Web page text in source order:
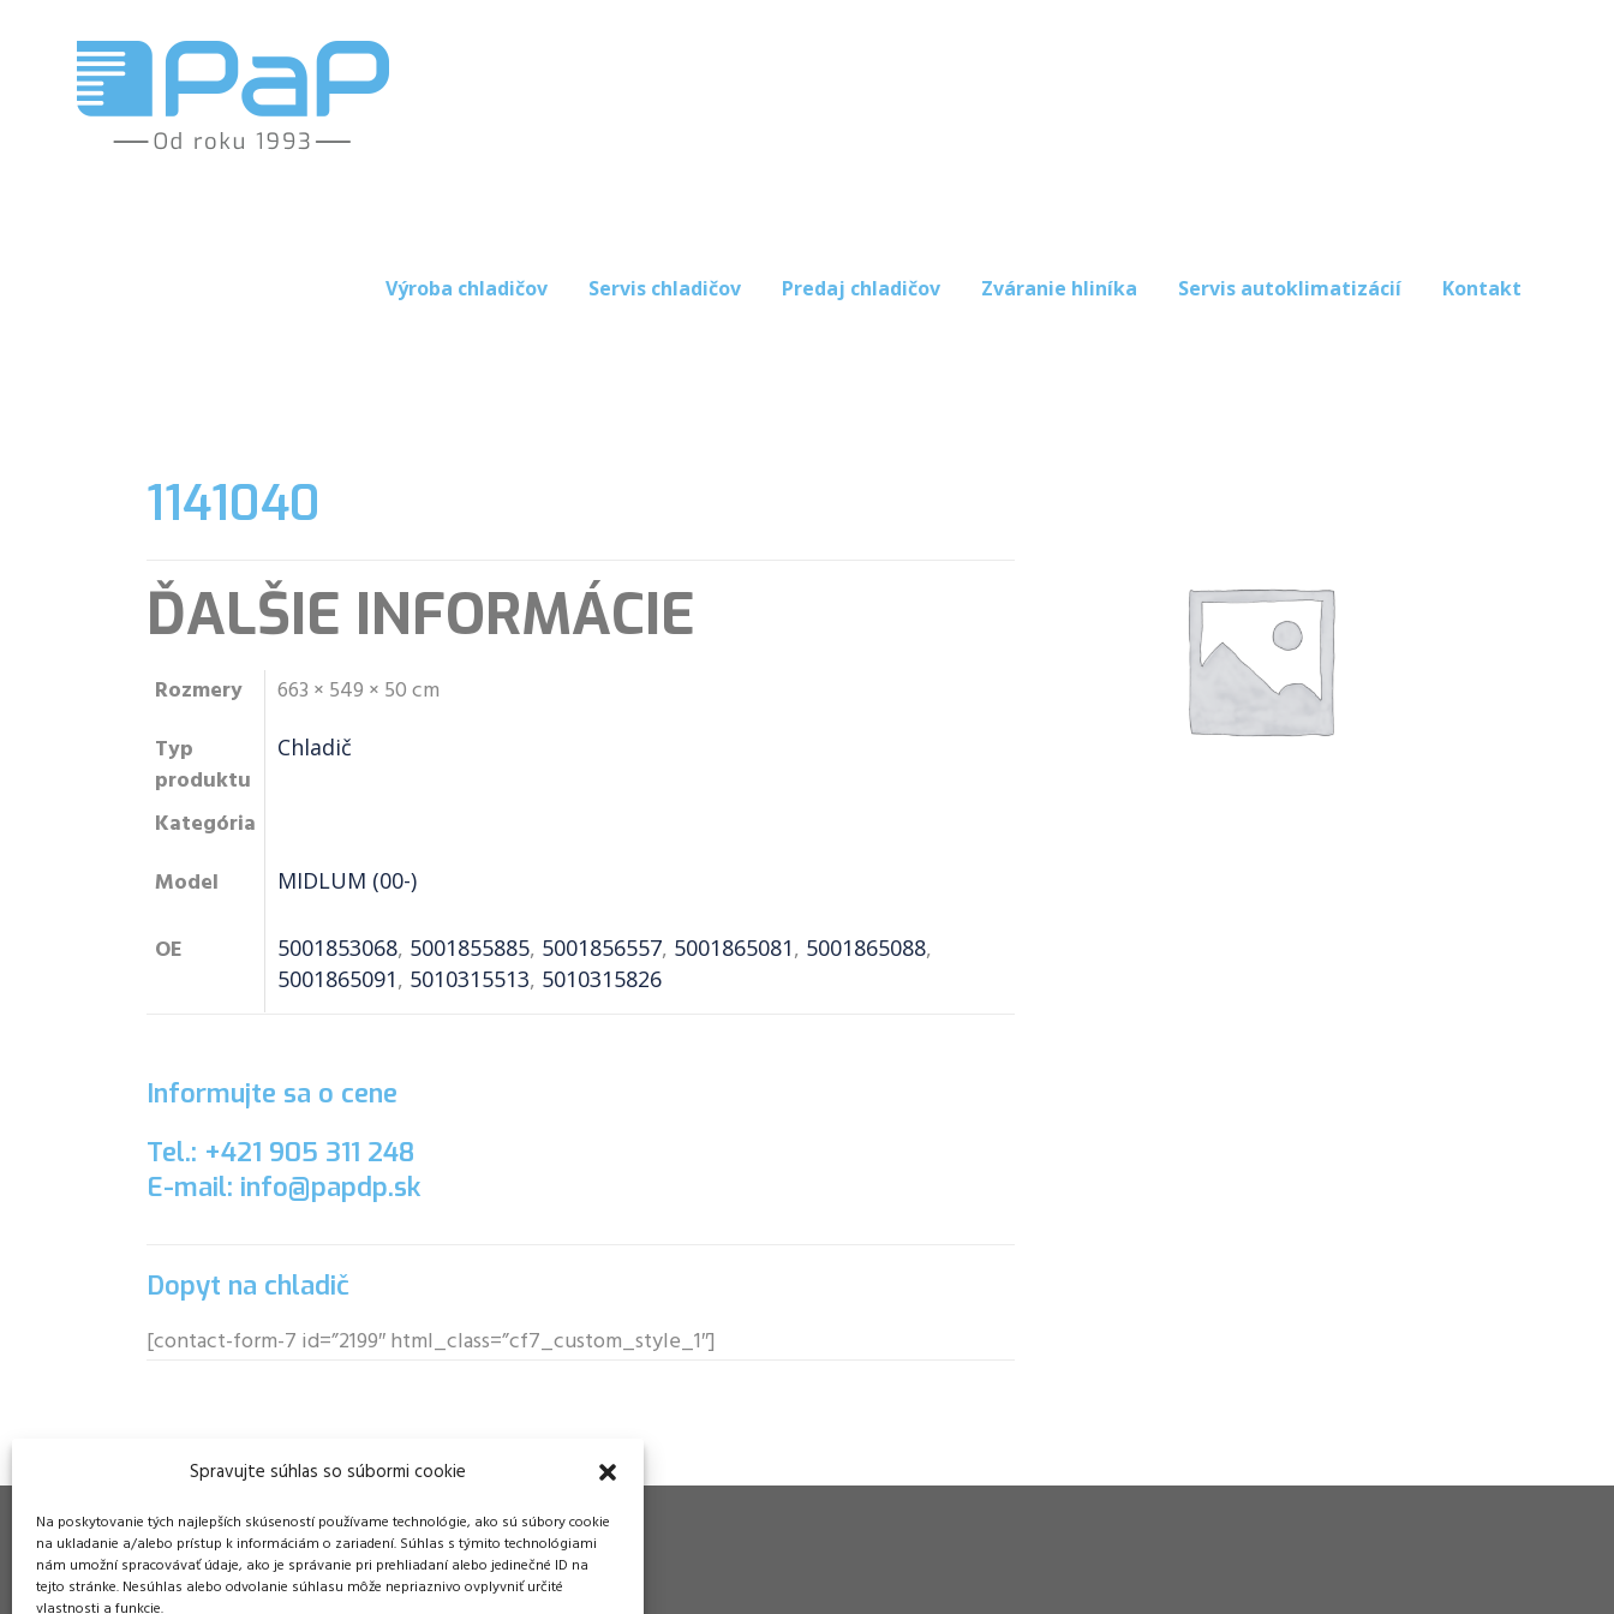
Spravujte súhlas so súbormi cookie
Na poskytovanie tých najlepších skúseností používame technológie, ako sú súbory cookie
na ukladanie a/alebo prístup k informáciám o zariadení. Súhlas s týmito technológiami
nám umožní spracovávať údaje, ako je správanie pri prehliadaní alebo jedinečné ID na
tejto stránke. Nesúhlas alebo odvolanie súhlasu môže nepriaznivo ovplyvniť určité
vlastnosti a funkcie.
Výroba chladičov Servis chladičov Predaj chladičov Zváranie hliníka Servis autoklimatizácií Kontakt
1141040
ĎALŠIE INFORMÁCIE
Rozmery
663 × 549 × 50 cm
Typ
produktu
Chladič
Kategória
Model
MIDLUM (00-)
OE 5001853068, 5001855885, 5001856557, 5001865081, 5001865088,
5001865091, 5010315513, 5010315826
Informujte sa o cene
Tel.: +421 905 311 248
E-mail: info@papdp.sk
Dopyt na chladič
[contact-form-7 id=”2199″ html_class=”cf7_custom_style_1″]
Prevádzka